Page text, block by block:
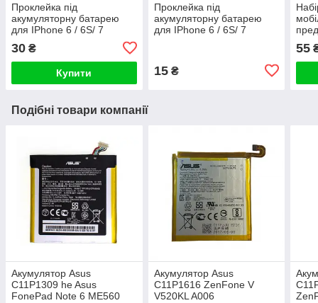
Проклейка під
акумуляторну батарею
для IPhone 6 / 6S/ 7
30 ₴
Купити
Проклейка під
акумуляторну батарею
для IPhone 6 / 6S/ 7
15₴
55
Подібні товари компанії
Акумулятор Asus
C11P1309 he Asus
FonePad Note 6 ME560
Акумулятор Asus
C11P1616 ZenFone V
V520KL A006